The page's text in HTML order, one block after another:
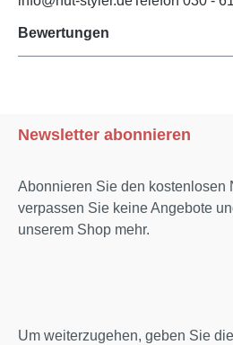
Bewertungen
Newsletter abonnieren
Abonnieren Sie den kostenlosen
verpassen Sie keine Angebote
unserem Shop mehr.
Um weiterzugehen, geben Sie